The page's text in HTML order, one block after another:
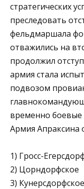
стратегических
преследовать
фельдмаршала
отважились на
продолжил
армия стала
подвозом
временно боевые
Армия Апраксина
1) Гросс-
2) Цорндорфское
3) Кунерсдорфское